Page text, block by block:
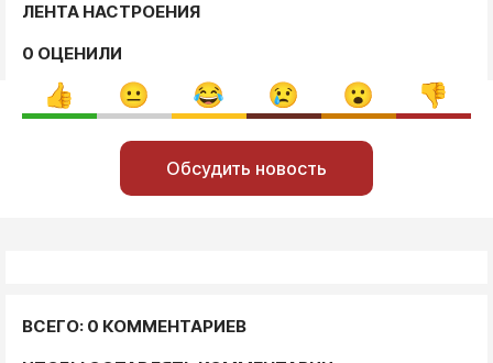
ЛЕНТА НАСТРОЕНИЯ
0 ОЦЕНИЛИ
Обсудить новость
ВСЕГО: 0 КОММЕНТАРИЕВ